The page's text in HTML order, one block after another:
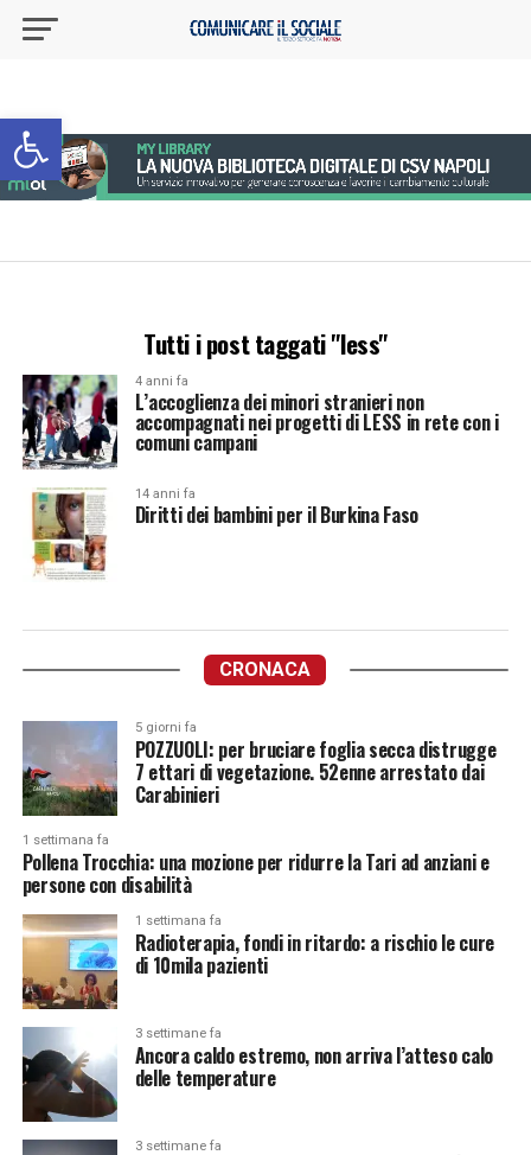
Apri la barra degli strumenti
Tutti i post taggati "less"
4 anni fa
L’accoglienza dei minori stranieri non
accompagnati nei progetti di LESS in rete con i
comuni campani
14 anni fa
Diritti dei bambini per il Burkina Faso
CRONACA
5 giorni fa
POZZUOLI: per bruciare foglia secca distrugge
7 ettari di vegetazione. 52enne arrestato dai
Carabinieri
1 settimana fa
Pollena Trocchia: una mozione per ridurre la Tari ad anziani e
persone con disabilità
1 settimana fa
Radioterapia, fondi in ritardo: a rischio le cure
di 10mila pazienti
3 settimane fa
Ancora caldo estremo, non arriva l’atteso calo
delle temperature
3 settimane fa